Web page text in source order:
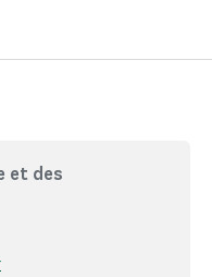
et des